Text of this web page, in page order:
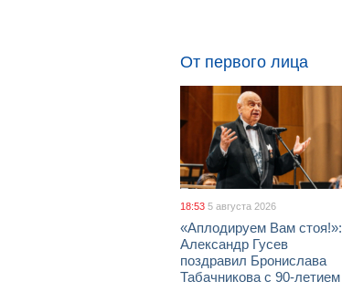
От первого лица
18:53 5 августа 2026
«Аплодируем Вам стоя!»:
Александр Гусев
поздравил Бронислава
Табачникова с 90-летием